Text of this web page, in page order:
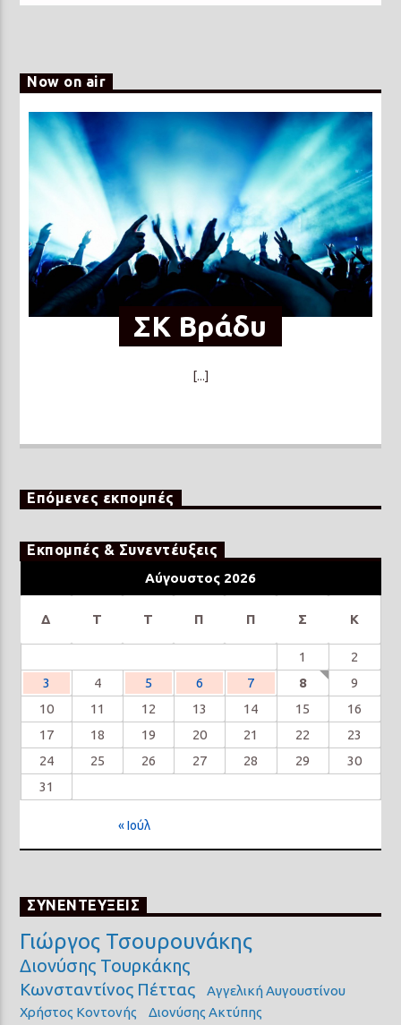
Now on air
ΣΚ Βράδυ
[...]
Επόμενες εκπομπές
Εκπομπές & Συνεντέυξεις
Αύγουστος 2026
Δ Τ Τ Π Π Σ Κ
1
2
3
4 5 6 7 8
9
10
11 12 13 14 15
16
17
18 19 20 21 22
23
24
25 26 27 28 29
30
31
« Ιούλ
ΣΥΝΕΝΤΕΥΞΕΙΣ
Γιώργος Τσουρουνάκης
Διονύσης Τουρκάκης
Κωνσταντίνος Πέττας
Αγγελική Αυγουστίνου
Χρήστος Κοντονής
Διονύσης Ακτύπης